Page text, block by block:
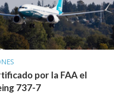
por la FAA el
737-7